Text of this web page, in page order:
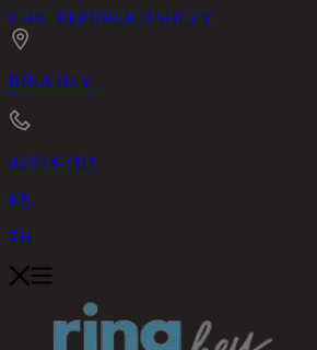
CHIC REPUBLICASHLEY
RINA HEY
02-514-7111
EN
TH